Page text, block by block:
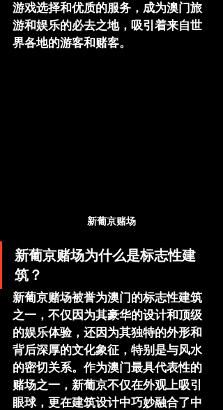
游戏选择和优质的服务，成为澳门旅
游和娱乐的必去之地，吸引着来自世
界各地的游客和赌客。
新葡京赌场
新葡京赌场为什么是标志性建
筑？
新葡京赌场被誉为澳门的标志性建筑
之一，不仅因为其豪华的设计和顶级
的娱乐体验，还因为其独特的外形和
背后深厚的文化象征，特别是与风水
的密切关系。作为澳门最具代表性的
赌场之一，新葡京不仅在外观上吸引
眼球，更在建筑设计中巧妙融合了中